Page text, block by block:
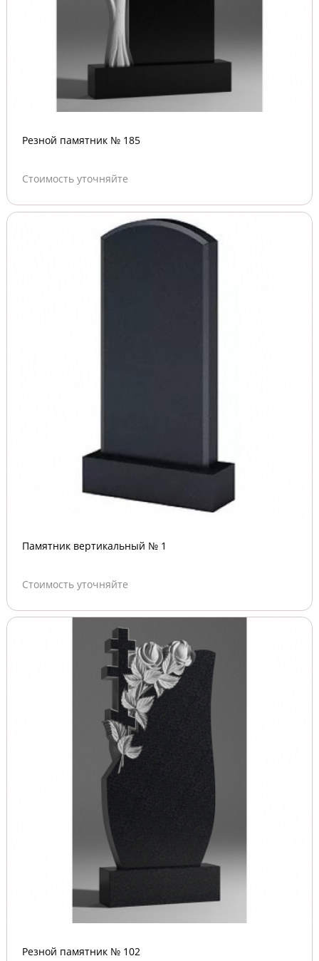
Резной памятник № 185
Стоимость уточняйте
Памятник вертикальный № 1
Стоимость уточняйте
Резной памятник № 102